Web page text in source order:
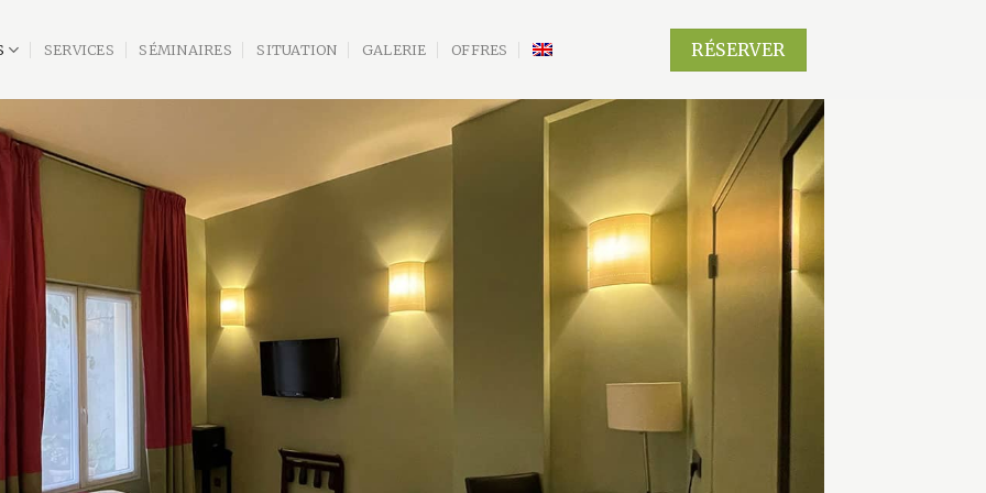
SERVICES SÉMINAIRES SITUATION GALERIE OFFRES RÉSERVER